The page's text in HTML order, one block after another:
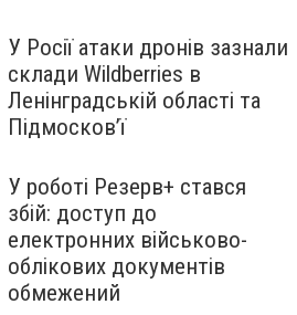
У Росії атаки дронів зазнали
склади Wildberries в
Ленінградській області та
Підмосков’ї
У роботі Резерв+ стався
збій: доступ до
електронних військово-
облікових документів
обмежений